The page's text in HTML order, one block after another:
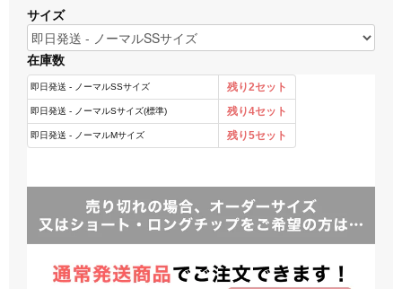
サイズ
在庫数